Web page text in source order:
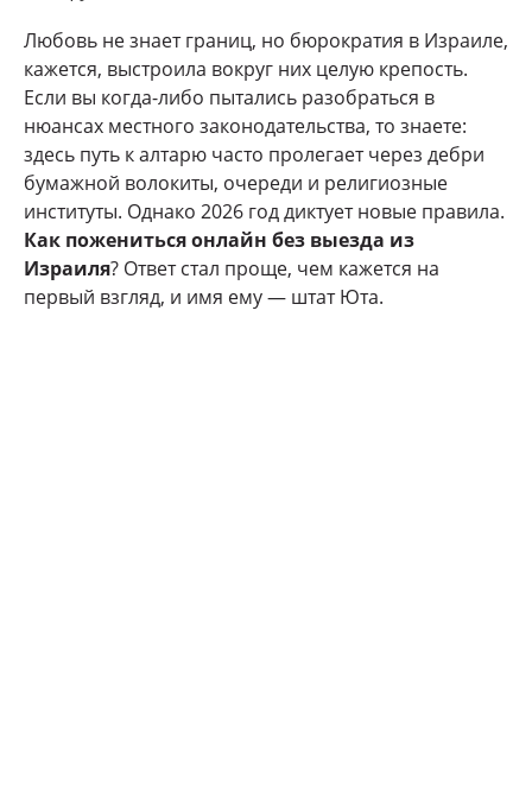
Любовь не знает границ, но бюрократия в Израиле,
кажется, выстроила вокруг них целую крепость.
Если вы когда-либо пытались разобраться в
нюансах местного законодательства, то знаете:
здесь путь к алтарю часто пролегает через дебри
бумажной волокиты, очереди и религиозные
институты. Однако 2026 год диктует новые правила.
Как пожениться онлайн без выезда из
Израиля? Ответ стал проще, чем кажется на
первый взгляд, и имя ему — штат Юта.